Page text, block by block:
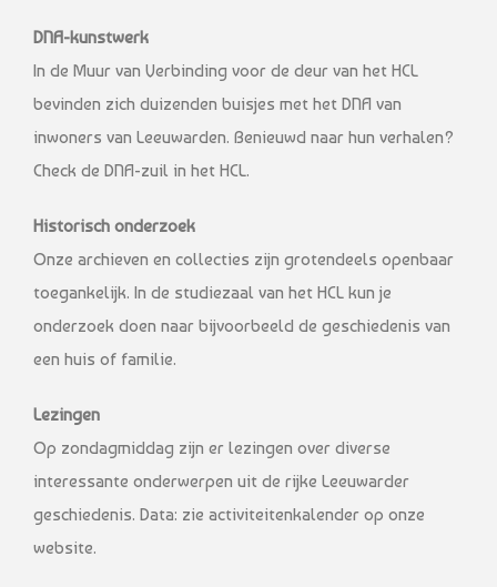
DNA-kunstwerk
In de Muur van Verbinding voor de deur van het HCL
bevinden zich duizenden buisjes met het DNA van
inwoners van Leeuwarden. Benieuwd naar hun verhalen?
Check de DNA-zuil in het HCL.
Historisch onderzoek
Onze archieven en collecties zijn grotendeels openbaar
toegankelijk. In de studiezaal van het HCL kun je
onderzoek doen naar bijvoorbeeld de geschiedenis van
een huis of familie.
Lezingen
Op zondagmiddag zijn er lezingen over diverse
interessante onderwerpen uit de rijke Leeuwarder
geschiedenis. Data: zie activiteitenkalender op onze
website.